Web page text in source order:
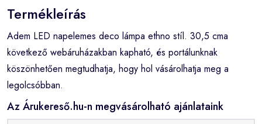
Termékleírás
Adem LED napelemes deco lámpa ethno stíl. 30,5 cma
következő webáruházakban kapható, és portálunknak
köszönhetően megtudhatja, hogy hol vásárolhatja meg a
legolcsóbban.
Az Árukereső.hu-n megvásárolható ajánlataink